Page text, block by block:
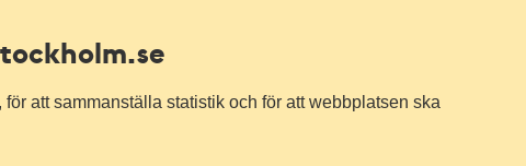
att sammanställa statistik och för att webbplatsen ska